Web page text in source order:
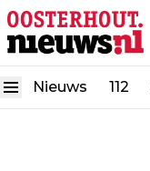
Nieuws 112